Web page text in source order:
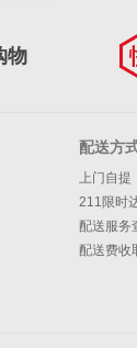
物
配送方
上门自提
211限时
配送服务
配送费收